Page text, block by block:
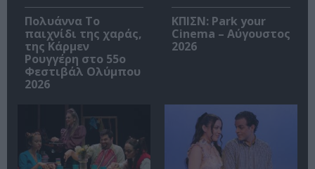
Πολυάννα Το
παιχνίδι της χαράς,
της Κάρμεν
Ρουγγέρη στο 55ο
Φεστιβάλ Ολύμπου
2026
ΚΠΙΣΝ: Park your
Cinema – Αύγουστος
2026